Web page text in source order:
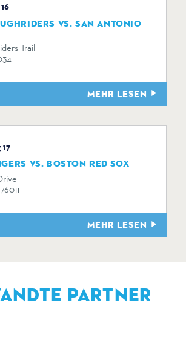
VS. SAN ANTONIO
Trail
MEHR LESEN
VS. BOSTON RED SOX
MEHR LESEN
PARTNER